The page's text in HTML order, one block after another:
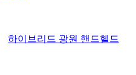
하이브리드 광원 핸드헬드